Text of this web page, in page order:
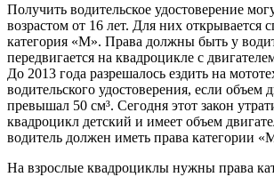
Получить водительское удостоверение
возрастом от 16 лет. Для них открывается
категория «М». Права должны быть у
передвигается на квадроцикле с
До 2013 года разрешалось ездить на
водительского удостоверения, если объем
превышал 50 см³. Сегодня этот закон
квадроцикл детский и имеет объем
водитель должен иметь права категории
На взрослые квадроциклы нужны права